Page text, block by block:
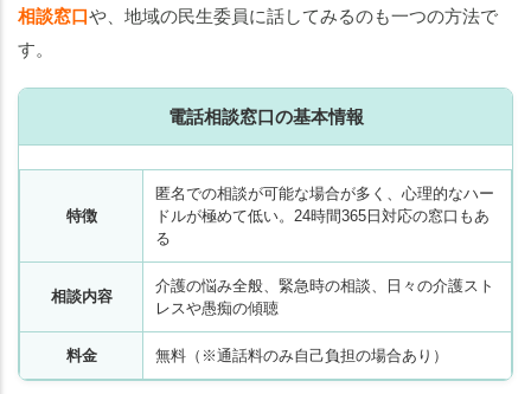
相談窓口や、地域の民生委員に話してみるのも一つの方法で
す。
電話相談窓口の基本情報
特徴
匿名での相談が可能な場合が多く、心理的なハー
ドルが極めて低い。24時間365日対応の窓口もあ
る
相談内容
介護の悩み全般、緊急時の相談、日々の介護スト
レスや愚痴の傾聴
料金 無料（※通話料のみ自己負担の場合あり）